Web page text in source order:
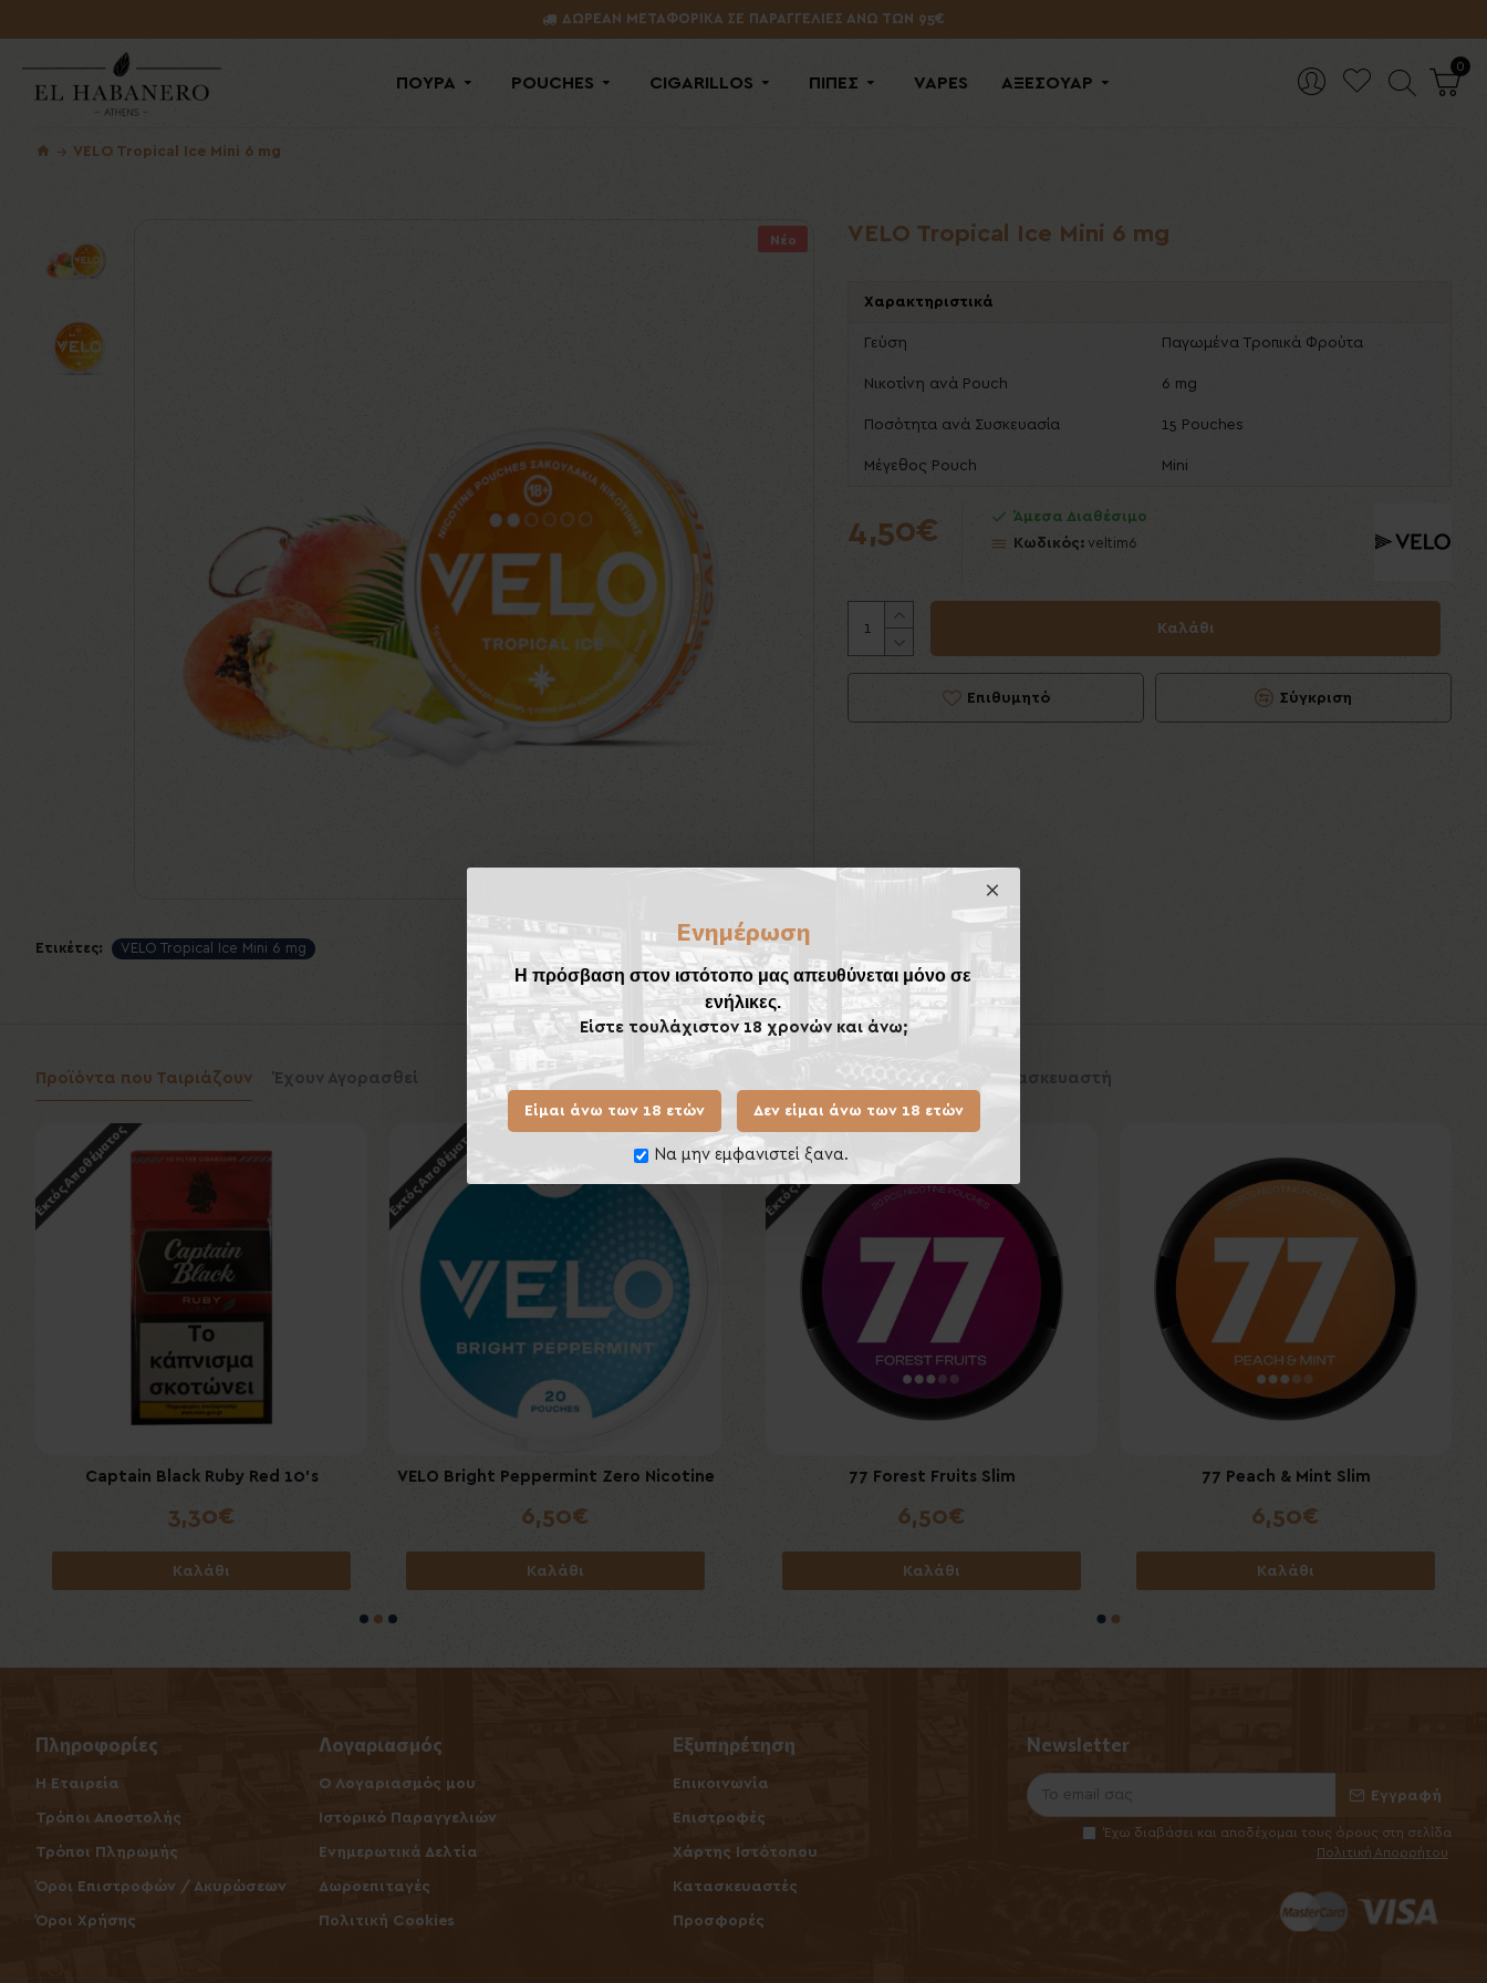
Ενημέρωση
Η πρόσβαση στον ιστότοπο μας απευθύνεται μόνο σε
ενήλικες.
Είστε τουλάχιστον 18 χρονών και άνω;
Είμαι άνω των 18 ετών Δεν είμαι άνω των 18 ετών
Να μην εμφανιστεί ξανα.
ΔΩΡΕΑΝ ΜΕΤΑΦΟΡΙΚΑ ΣΕ ΠΑΡΑΓΓΕΛΙΕΣ ΑΝΩ ΤΩΝ 95€
ΠΟΥΡΑ POUCHES CIGARILLOS ΠΙΠΕΣ VAPES ΑΞΕΣΟΥΑΡ
0
VELO Tropical Ice Mini 6 mg
Νέο VELO Tropical Ice Mini 6 mg
Χαρακτηριστικά
Γεύση Παγωμένα Τροπικά Φρούτα
Νικοτίνη ανά Pouch 6 mg
Ποσότητα ανά Συσκευασία 15 Pouches
Μέγεθος Pouch Mini
4,50€
Άμεσα Διαθέσιμο
Κωδικός: veltim6
Καλάθι
Επιθυμητό Σύγκριση
Ετικέτες: VELO Tropical Ice Mini 6 mg
Προϊόντα που Ταιριάζουν Έχουν Αγορασθεί
Εκτός Αποθέματος
Captain Black Ruby Red 10's
3,30€
Καλάθι
Εκτός Αποθέματος
VELO Bright Peppermint Zero Nicotine
6,50€
Καλάθι
Cuba Black Cherry
6,50€
Καλάθι
Εκτός Αποθέματος
Garant Extreme Cola 50mg/gr
6,00€
Καλάθι
Ίδιας Κατηγορίας Ίδιου Κατασκευαστή
77 Black Currant Ice Slim
6,50€
Καλάθι
Εκτός Αποθέματος
77 Forest Fruits Slim
6,50€
Καλάθι
77 Peach & Mint Slim
6,50€
Καλάθι
Πληροφορίες
Η Εταιρεία
Τρόποι Αποστολής
Τρόποι Πληρωμής
Όροι Επιστροφών / Ακυρώσεων
Όροι Χρήσης
Λογαριασμός
O Λογαριασμός μου
Ιστορικό Παραγγελιών
Ενημερωτικά Δελτία
Δωροεπιταγές
Πολιτική Cookies
Εξυπηρέτηση
Επικοινωνία
Επιστροφές
Χάρτης Ιστότοπου
Κατασκευαστές
Προσφορές
Newsletter
Εγγραφή
Έχω διαβάσει και αποδέχομαι τους όρους στη σελίδα
Πολιτική Απορρήτου